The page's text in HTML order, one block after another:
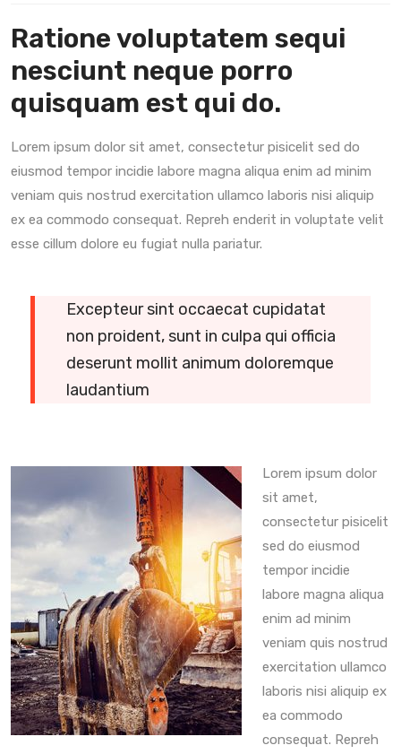
Ratione voluptatem sequi
nesciunt neque porro
quisquam est qui do.
Lorem ipsum dolor sit amet, consectetur pisicelit sed do
eiusmod tempor incidie labore magna aliqua enim ad minim
veniam quis nostrud exercitation ullamco laboris nisi aliquip
ex ea commodo consequat. Repreh enderit in voluptate velit
esse cillum dolore eu fugiat nulla pariatur.
Excepteur sint occaecat cupidatat
non proident, sunt in culpa qui officia
deserunt mollit animum doloremque
laudantium
Lorem ipsum dolor
sit amet,
consectetur pisicelit
sed do eiusmod
tempor incidie
labore magna aliqua
enim ad minim
veniam quis nostrud
exercitation ullamco
laboris nisi aliquip ex
ea commodo
consequat. Repreh